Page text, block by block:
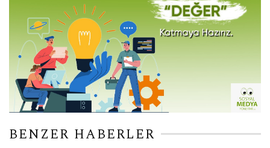
BENZER HABERLER